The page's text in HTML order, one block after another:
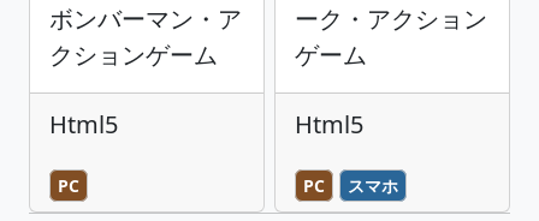
ボンバーマン・ア
クションゲーム
Html5
PC
ーク・アクション
ゲーム
Html5
PC スマホ